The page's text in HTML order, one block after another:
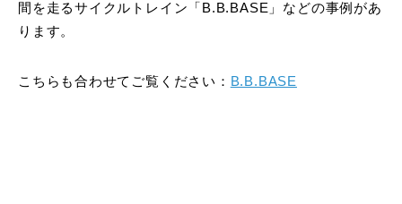
間を走るサイクルトレイン「B.B.BASE」などの事例があ
ります。
こちらも合わせてご覧ください： B.B.BASE